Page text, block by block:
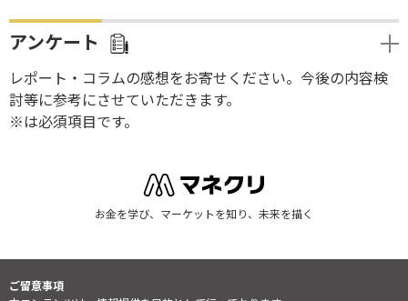
アンケート
レポート・コラムの感想をお寄せください。今後の内容検
討等に参考にさせていただきます。
※は必須項目です。
お金を学び、マーケットを知り、未来を描く
ご留意事項